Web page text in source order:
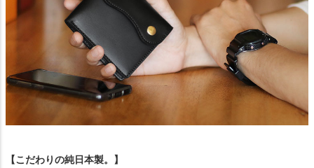
【こだわりの純日本製。】